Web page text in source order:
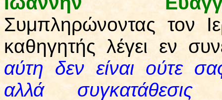
Συμπληρώνοντας τον
καθηγητής λέγει εν
αύτη δεν είναι ούτε
αλλά